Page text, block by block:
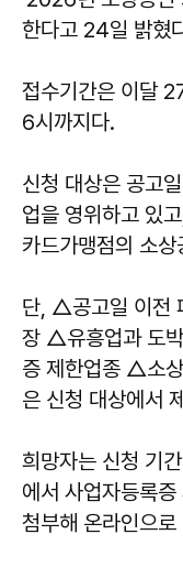
한다고 24일 밝혔
접수기간은 이달
6시까지다.
신청 대상은 공고
업을 영위하고 있
카드가맹점의 소상
단, △공고일 이전
장 △유흥업과 도
증 제한업종 △소
은 신청 대상에서
희망자는 신청 기
에서 사업자등록
첨부해 온라인으